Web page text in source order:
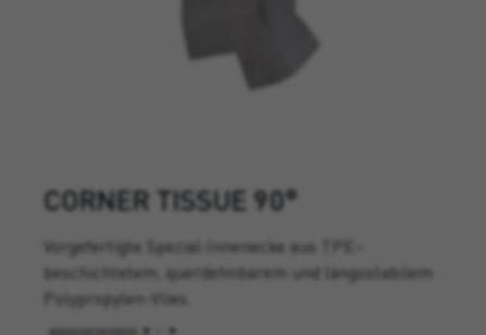
CORNER TISSUE 90°
Vorgefertigte Spezial-Innenecke aus TPE–
beschichtetem, querdehnbarem und längsstabilem
Polypropylen-Vlies.